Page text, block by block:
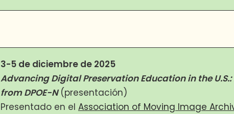
3-5 de diciembre de 2025
Advancing Digital Preservation Education in the U.S.:
from DPOE-N(presentación)
Presentado en el Association of Moving Image